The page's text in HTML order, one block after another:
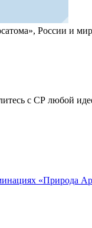
России и
с СР любой